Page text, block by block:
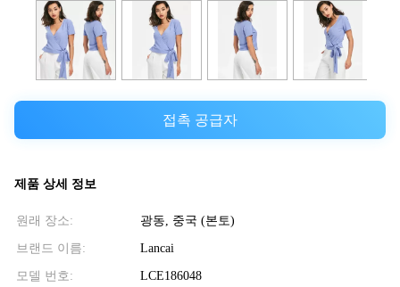
접촉 공급자
제품 상세 정보
원래 장소: 광동, 중국 (본토)
브랜드 이름: Lancai
모델 번호: LCE186048